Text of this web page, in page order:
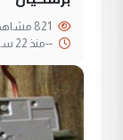
--منذ 22 ساعة